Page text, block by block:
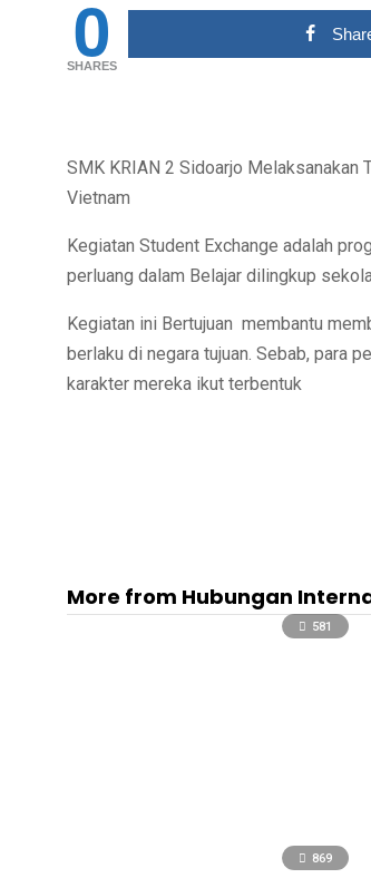
0
SHARES
SMK KRIAN 2 Sidoarjo Melaksanakan
Vietnam
Kegiatan Student Exchange adalah
perluang dalam Belajar dilingkup
Kegiatan ini Bertujuan membantu
berlaku di negara tujuan. Sebab, para
karakter mereka ikut terbentuk
More from Hubungan
581
869